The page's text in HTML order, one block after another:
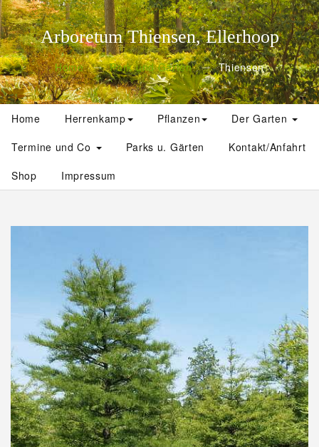
Arboretum Thiensen, Ellerhoop
Home Park und Gärten Thiensen
Home Herrenkamp Pflanzen
Der Garten
Termine und Co
Parks u. Gärten
Kontakt/Anfahrt
Shop
Impressum